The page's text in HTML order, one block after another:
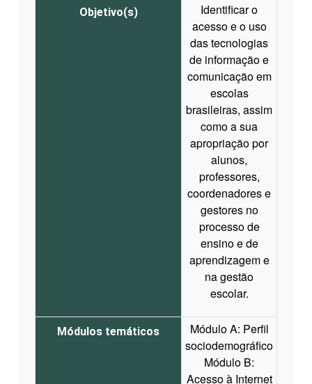
Objetivo(s)
Identificar o
acesso e o uso
das tecnologias
de informação e
comunicação em
escolas
brasileiras, assim
como a sua
apropriação por
alunos,
professores,
coordenadores e
gestores no
processo de
ensino e de
aprendizagem e
na gestão
escolar.
Módulos temáticos
Módulo A: Perfil
sociodemográfico
Módulo B:
Acesso à Internet